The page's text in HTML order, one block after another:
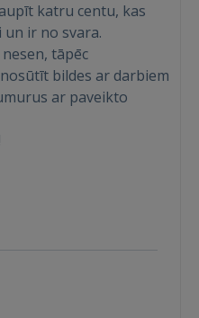
katru centu, kas
ir no svara.
tāpēc
bildes ar darbiem
ar paveikto